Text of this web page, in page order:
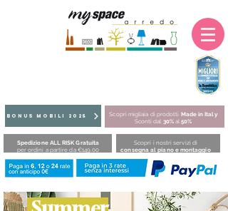
BONUS MOBILI 2025 Scopri migliaia di prodotti Made in Italy
Sconti dal 30%al50%
Spedizione ALL RISK Gratuita
per ordini a partire da €149,00
Scopri i nostri servizi di
consegna al piano e montaggio